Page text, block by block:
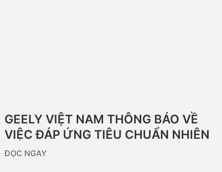
GEELY VIỆT NAM THÔNG BÁO VỀ
VIỆC ĐÁP ỨNG TIÊU CHUẨN NHIÊN
LIỆU TRÊN CÁC DÒNG XE CÓ
ĐỌC NGAY